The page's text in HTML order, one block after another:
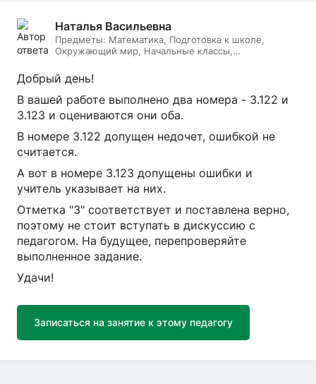
Наталья Васильевна
Предметы: Математика, Подготовка к школе,
Окружающий мир, Начальные классы,
Добрый день!
В вашей работе выполнено два номера - 3.122 и
3.123 и оцениваются они оба.
В номере 3.122 допущен недочет, ошибкой не
считается.
А вот в номере 3.123 допущены ошибки и
учитель указывает на них.
Отметка "3" соответствует и поставлена верно,
поэтому не стоит вступать в дискуссию с
педагогом. На будущее, перепроверяйте
выполненное задание.
Удачи!
Записаться на занятие к этому педагогу